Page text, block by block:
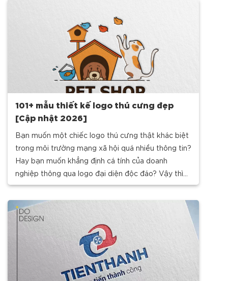
101+ mẫu thiết kế logo thú cưng đẹp
[Cập nhật 2026]
Bạn muốn một chiếc logo thú cưng thật khác biệt
trong môi trường mạng xã hội quá nhiều thông tin?
Hay bạn muốn khẳng định cá tính của doanh
nghiệp thông qua logo đại diện độc đáo? Vậy thì
ngay bây giờ, nhanh tay cùng